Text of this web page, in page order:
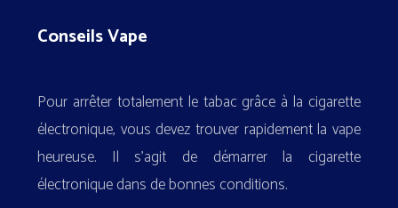
Conseils Vape
Pour arrêter totalement le tabac grâce à la cigarette
électronique, vous devez trouver rapidement la vape
heureuse. Il s’agit de démarrer la cigarette
électronique dans de bonnes conditions.